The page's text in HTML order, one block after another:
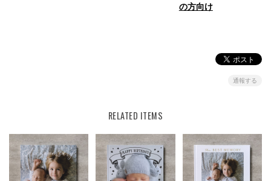
の方向け
通報する
RELATED ITEMS